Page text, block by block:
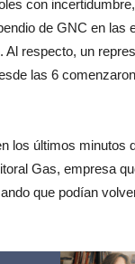
con
de GNC en las
Al respecto, un
las 6
los últimos minutos
Gas, empresa
que podían